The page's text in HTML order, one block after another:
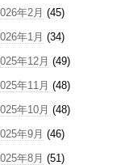
年2月 (45)
年1月 (34)
年12月 (49)
年11月 (48)
年10月 (48)
年9月 (46)
年8月 (51)